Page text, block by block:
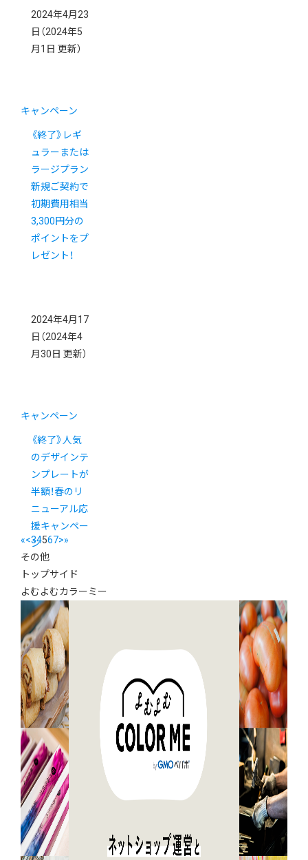
2024年4月23
日 （2024年5
月1日 更新）
キャンペーン
《終了》レギ
ュラーまたは
ラージプラン
新規ご契約で
初期費用相当
3,300円分の
ポイントをプ
レゼント！
2024年4月17
日 （2024年4
月30日 更新）
キャンペーン
《終了》人気
のデザインテ
ンプレートが
半額！春のリ
ニューアル応
援キャンペー
ン
«<34567>»
その他
トップサイド
よむよむカラーミー